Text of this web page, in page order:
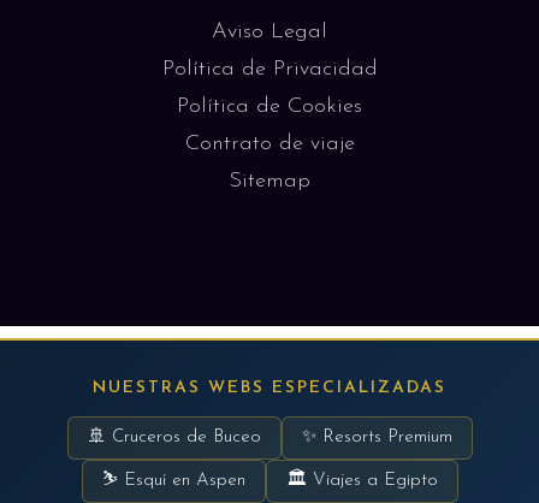
Aviso Legal
Política de Privacidad
Política de Cookies
Contrato de viaje
Sitemap
NUESTRAS WEBS ESPECIALIZADAS
🚢 Cruceros de Buceo ✨ Resorts Premium
⛷ Esquí en Aspen 🏛 Viajes a Egipto